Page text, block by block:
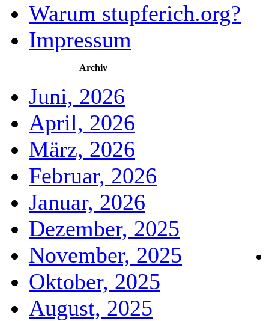
Warum stupferich.org?
Impressum
Archiv
Juni, 2026
April, 2026
März, 2026
Februar, 2026
Januar, 2026
Dezember, 2025
November, 2025
Oktober, 2025
August, 2025